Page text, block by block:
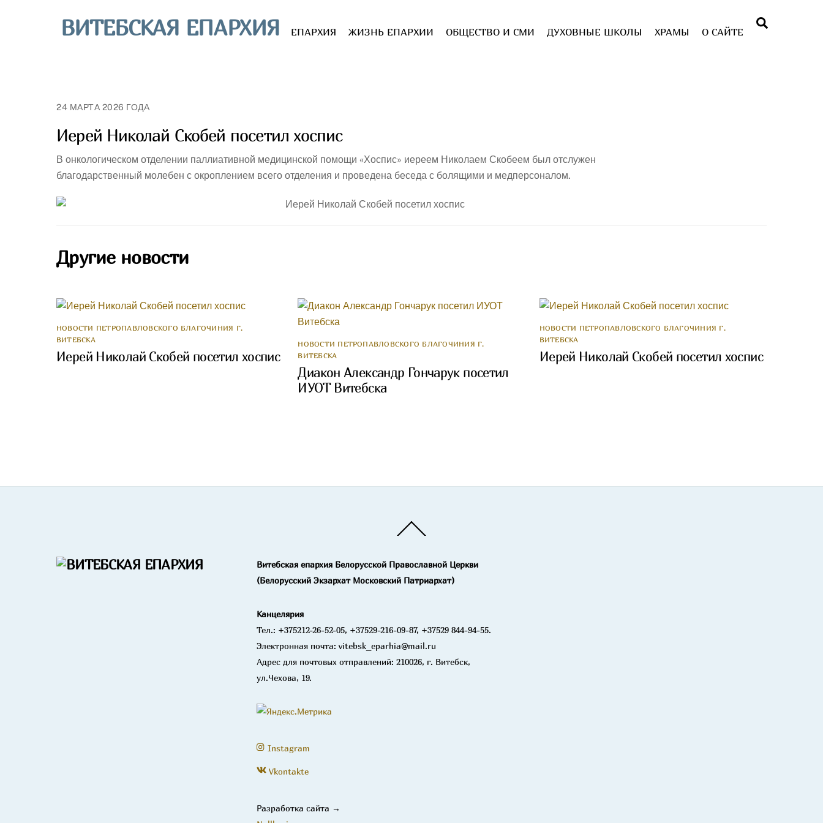
ВИТЕБСКАЯ ЕПАРХИЯ ЕПАРХИЯ ЖИЗНЬ ЕПАРХИИ ОБЩЕСТВО И СМИ ДУХОВНЫЕ ШКОЛЫ ХРАМЫ О САЙТЕ
24 МАРТА 2026 ГОДА
Иерей Николай Скобей посетил хоспис
В онкологическом отделении паллиативной медицинской помощи «Хоспис» иереем Николаем Скобеем был отслужен
благодарственный молебен с окроплением всего отделения и проведена беседа с болящими и медперсоналом.
Другие новости
НОВОСТИ ПЕТРОПАВЛОВСКОГО БЛАГОЧИНИЯ Г.
ВИТЕБСКА
Иерей Николай Скобей посетил хоспис
НОВОСТИ ПЕТРОПАВЛОВСКОГО БЛАГОЧИНИЯ Г.
ВИТЕБСКА
Диакон Александр Гончарук посетил
ИУОТ Витебска
НОВОСТИ ПЕТРОПАВЛОВСКОГО БЛАГОЧИНИЯ Г.
ВИТЕБСКА
Иерей Николай Скобей посетил хоспис
To
Витебская епархия Белорусской Православной Церкви
(Белорусский Экзархат Московский Патриархат)
Канцелярия
Тел.: +375212-26-52-05, +37529-216-09-87, +37529 844-94-55.
Электронная почта: vitebsk_eparhia@mail.ru
Адрес для почтовых отправлений: 210026, г. Витебск,
ул.Чехова, 19.
Instagram
Vkontakte
Разработка сайта →